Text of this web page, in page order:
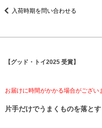
入荷時期を問い合わせる
【グッド・トイ2025 受賞】
お届けに時間がかかる場合がござい
片手だけでうまくものを落と